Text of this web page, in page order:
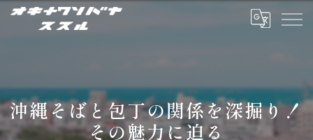
沖縄そばと包丁の関係を深掘り！
その魅力に迫る